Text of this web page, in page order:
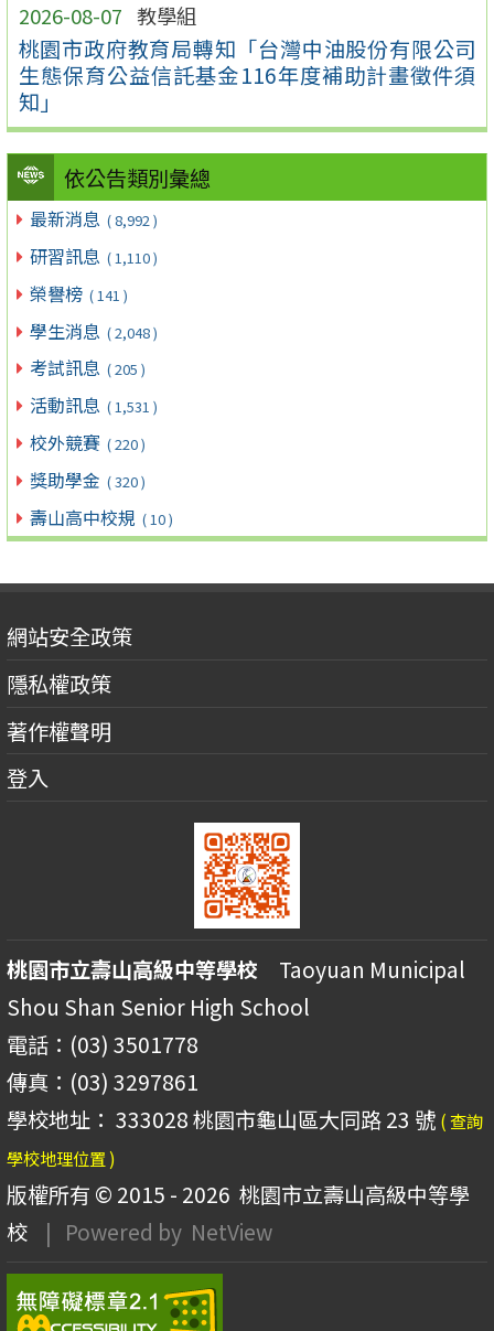
2026-08-07 教學組
桃園市政府教育局轉知「台灣中油股份有限公司
生態保育公益信託基金116年度補助計畫徵件須
知」
依公告類別彙總
最新消息 ( 8,992 )
研習訊息 ( 1,110 )
榮譽榜 ( 141 )
學生消息 ( 2,048 )
考試訊息 ( 205 )
活動訊息 ( 1,531 )
校外競賽 ( 220 )
獎助學金 ( 320 )
壽山高中校規 ( 10 )
網站安全政策
隱私權政策
著作權聲明
登入
桃園市立壽山高級中等學校 Taoyuan Municipal
Shou Shan Senior High School
電話：(03) 3501778
傳真：(03) 3297861
學校地址： 333028 桃園市龜山區大同路 23 號 ( 查詢
學校地理位置 )
版權所有 © 2015 - 2026 桃園市立壽山高級中等學
校
| Powered by NetView